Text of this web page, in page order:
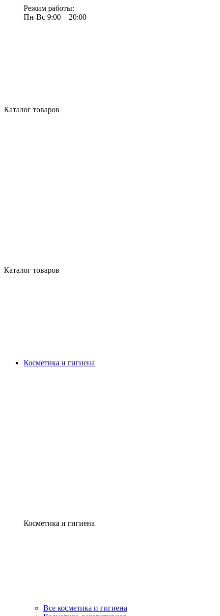
Режим работы:
Пн-Вс 9:00—20:00
Каталог товаров
Каталог товаров
Косметика и гигиена
Косметика и гигиена
Все косметика и гигиена